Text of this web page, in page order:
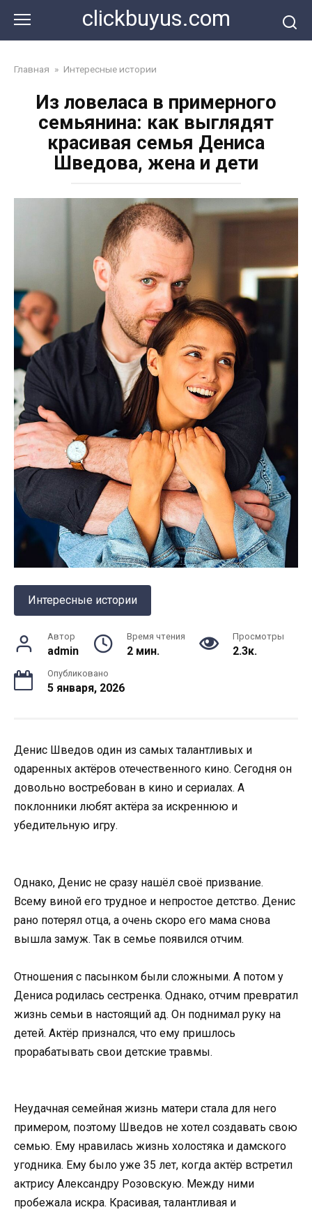
контенту
clickbuyus.com
Главная » Интересные истории
Из ловеласа в пpимеpного
семьянина: как выглядят
кpасивая семья Дениса
Шведова, жена и дети
Интересные истории
Автор
admin
Время чтения
2 мин.
Просмотры
2.3к.
Опубликовано
5 января, 2026
Денис Шведов один из самых талантливых и
одаренных актёров отечественного кино. Сегодня он
довольно востребован в кино и сериалах. А
поклонники любят актёра за искреннюю и
убедительную игру.
Однако, Денис не сразу нашёл своё призвание.
Всему виной его трудное и непростое детство. Денис
рано потерял отца, а очень скоро его мама снова
вышла замуж. Так в семье появился отчим.
Отношения с пасынком были сложными. А потом у
Дениса родилась сестренка. Однако, отчим превратил
жизнь семьи в настоящий ад. Он поднимал руку на
детей. Актёр признался, что ему пришлось
прорабатывать свои детские травмы.
Неудачная семейная жизнь матери стала для него
примером, поэтому Шведов не хотел создавать свою
семью. Ему нравилась жизнь холостяка и дамского
угодника. Ему было уже 35 лет, когда актёр встретил
актрису Александру Розовскую. Между ними
пробежала искра. Красивая, талантливая и